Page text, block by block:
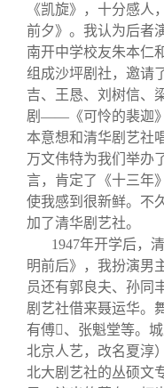
《凯旋》，十分感人
前夕》。我认为后者
南开中学校友朱本仁
组成沙坪剧社，邀请
吉、王恳、刘树信、
剧——《可怜的裴迦》
本意想和清华剧艺社
万文伟特为我们举办
言，肯定了《十三年
使我感到很新鲜。不
加了清华剧艺社。
1947年开学后，
明前后》，我扮演男
员还有郭良夫、孙同
剧艺社借来聂运华。
有傅、张魁堂等。
北京人艺，改名夏淳
北大剧艺社的丛硕文